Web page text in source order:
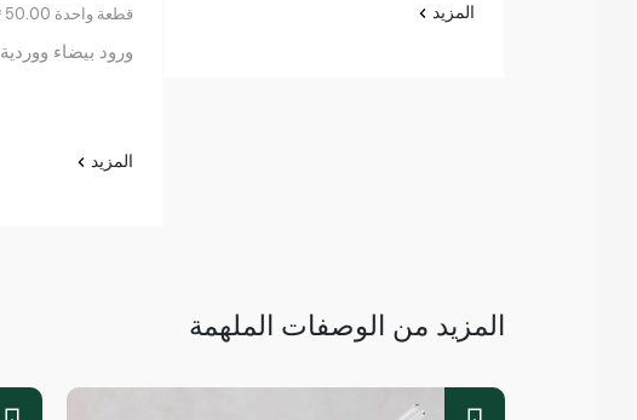
المزيد
50.00 قطعة واحدة
ورود بيضاء ووردية
المزيد
المزيد من الوصفات الملهمة